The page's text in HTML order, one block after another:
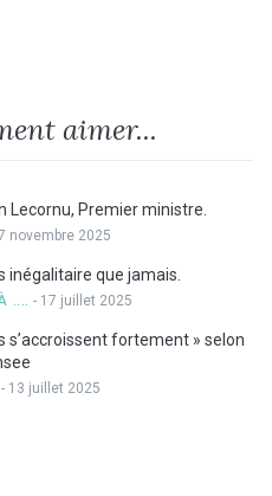
aimer...
Lecornu, Premier ministre.
novembre 2025
inégalitaire que jamais.
.... - 17 juillet 2025
s’accroissent fortement » selon
- 13 juillet 2025